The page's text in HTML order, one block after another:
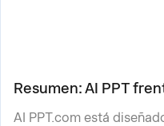
Resumen: AI PPT
AI PPT.com está